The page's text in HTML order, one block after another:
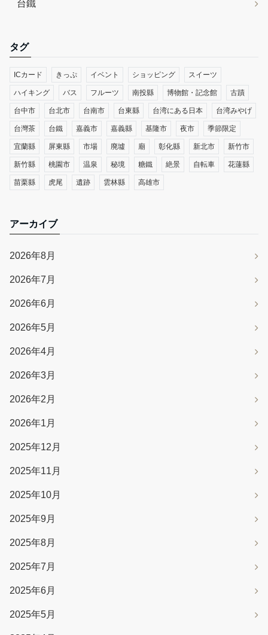
台鐵
タグ
ICカード きっぷ イベント ショッピング スイーツ
ハイキング バス フルーツ 南投縣 博物館・記念館 古蹟
台中市 台北市 台南市 台東縣 台湾にある日本 台湾みやげ
台灣茶 台鐵 嘉義市 嘉義縣 基隆市 夜市 季節限定
宜蘭縣 屏東縣 市場 廃墟 廟 彰化縣 新北市 新竹市
新竹縣 桃園市 温泉 秘境 糖鐵 絶景 自転車 花蓮縣
苗栗縣 虎尾 遺跡 雲林縣 高雄市
アーカイブ
2026年8月
2026年7月
2026年6月
2026年5月
2026年4月
2026年3月
2026年2月
2026年1月
2025年12月
2025年11月
2025年10月
2025年9月
2025年8月
2025年7月
2025年6月
2025年5月